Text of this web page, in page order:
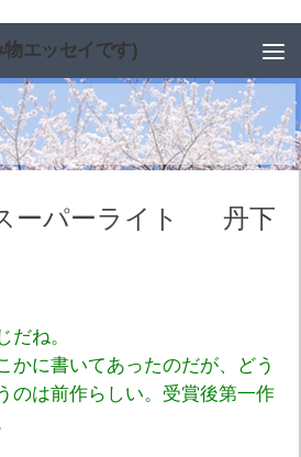
エッセイです)
ーパーライト
丹下
だね。
かに書いてあったのだが、どう
のは前作らしい。受賞後第一作